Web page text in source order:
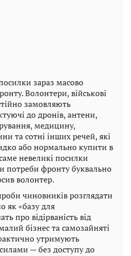
зараз масово
Волонтери, військові
замовляють
до дронів, антени,
медицину,
та сотні інших речей, які
або нормально купити в
невеликі посилки
потреби фронту буквально
волонтер.
чиновників розглядати
як «базу для
про відірваність від
бізнес та самозайняті
утримують
— без доступу до